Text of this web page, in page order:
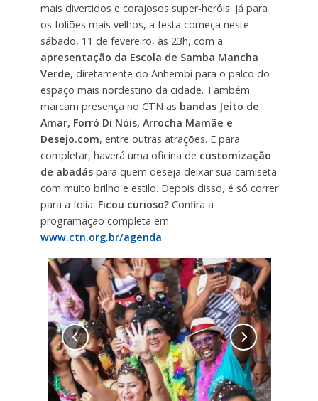
mais divertidos e corajosos super-heróis. Já para
os foliões mais velhos, a festa começa neste
sábado, 11 de fevereiro, às 23h, com a
apresentação da Escola de Samba Mancha
Verde, diretamente do Anhembi para o palco do
espaço mais nordestino da cidade. Também
marcam presença no CTN as bandas Jeito de
Amar, Forró Di Nóis, Arrocha Mamãe e
Desejo.com, entre outras atrações. E para
completar, haverá uma oficina de customização
de abadáspara quem deseja deixar sua camiseta
com muito brilho e estilo. Depois disso, é só correr
para a folia. Ficou curioso?Confira a
programação completa em
www.ctn.org.br/agenda.